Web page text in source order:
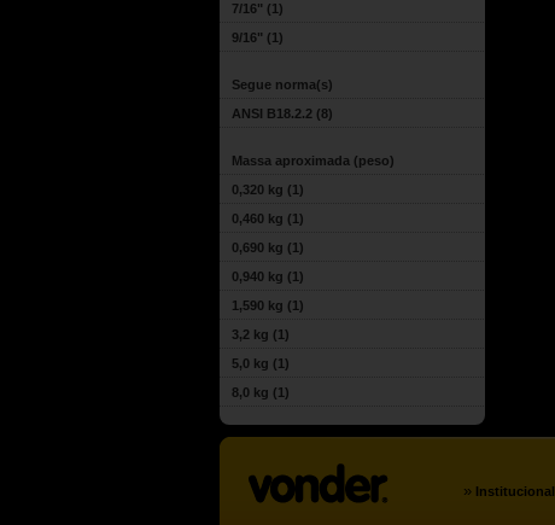
7/16" (1)
9/16" (1)
Segue norma(s)
ANSI B18.2.2 (8)
Massa aproximada (peso)
0,320 kg (1)
0,460 kg (1)
0,690 kg (1)
0,940 kg (1)
1,590 kg (1)
3,2 kg (1)
5,0 kg (1)
8,0 kg (1)
» Institucional